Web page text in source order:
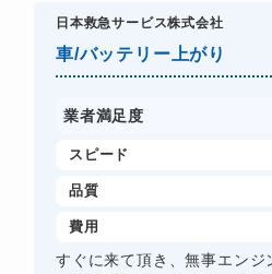
日本救急サービス株式会社
車/バッテリー上がり
業者満足度
スピード
品質
費用
すぐに来て頂き、無事エン